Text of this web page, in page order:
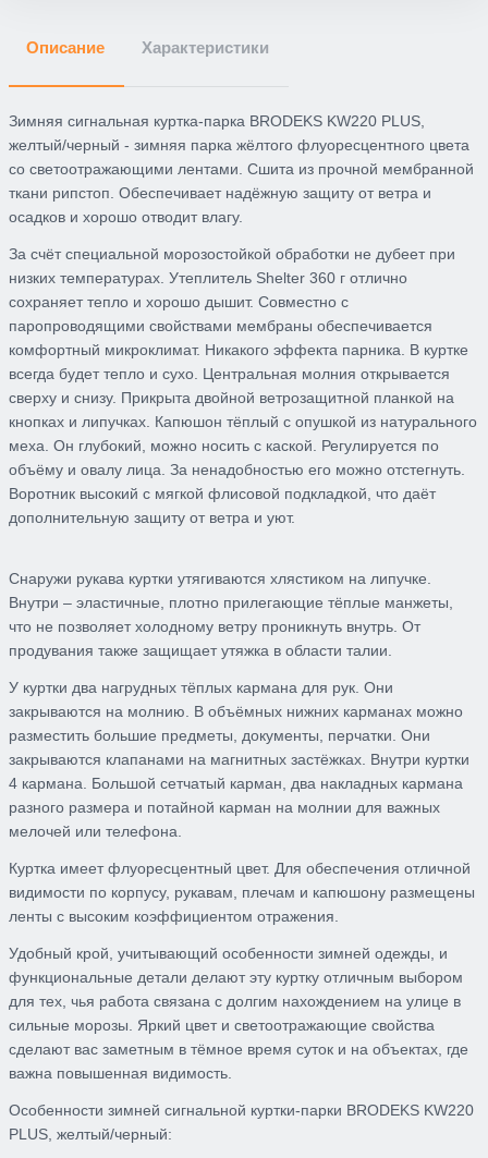
Описание Характеристики
Зимняя сигнальная куртка-парка BRODEKS KW220 PLUS,
желтый/черный - зимняя парка жёлтого флуоресцентного цвета
со светоотражающими лентами. Сшита из прочной мембранной
ткани рипстоп. Обеспечивает надёжную защиту от ветра и
осадков и хорошо отводит влагу.
За счёт специальной морозостойкой обработки не дубеет при
низких температурах. Утеплитель Shelter 360 г отлично
сохраняет тепло и хорошо дышит. Совместно с
паропроводящими свойствами мембраны обеспечивается
комфортный микроклимат. Никакого эффекта парника. В куртке
всегда будет тепло и сухо. Центральная молния открывается
сверху и снизу. Прикрыта двойной ветрозащитной планкой на
кнопках и липучках. Капюшон тёплый с опушкой из натурального
меха. Он глубокий, можно носить с каской. Регулируется по
объёму и овалу лица. За ненадобностью его можно отстегнуть.
Воротник высокий с мягкой флисовой подкладкой, что даёт
дополнительную защиту от ветра и уют.
Снаружи рукава куртки утягиваются хлястиком на липучке.
Внутри – эластичные, плотно прилегающие тёплые манжеты,
что не позволяет холодному ветру проникнуть внутрь. От
продувания также защищает утяжка в области талии.
У куртки два нагрудных тёплых кармана для рук. Они
закрываются на молнию. В объёмных нижних карманах можно
разместить большие предметы, документы, перчатки. Они
закрываются клапанами на магнитных застёжках. Внутри куртки
4 кармана. Большой сетчатый карман, два накладных кармана
разного размера и потайной карман на молнии для важных
мелочей или телефона.
Куртка имеет флуоресцентный цвет. Для обеспечения отличной
видимости по корпусу, рукавам, плечам и капюшону размещены
ленты с высоким коэффициентом отражения.
Удобный крой, учитывающий особенности зимней одежды, и
функциональные детали делают эту куртку отличным выбором
для тех, чья работа связана с долгим нахождением на улице в
сильные морозы. Яркий цвет и светоотражающие свойства
сделают вас заметным в тёмное время суток и на объектах, где
важна повышенная видимость.
Особенности зимней сигнальной куртки-парки BRODEKS KW220
PLUS, желтый/черный: